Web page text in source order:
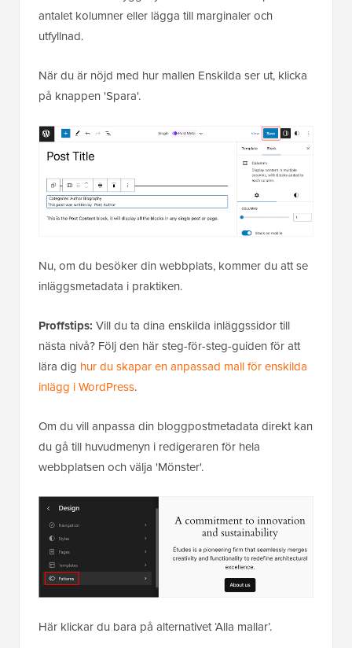
antalet kolumner eller lägga till marginaler och
utfyllnad.
När du är nöjd med hur mallen Enskilda ser ut, klicka
på knappen 'Spara'.
Nu, om du besöker din webbplats, kommer du att se
inläggsmetadata i praktiken.
Proffstips: Vill du ta dina enskilda inläggssidor till
nästa nivå? Följ den här steg-för-steg-guiden för att
lära dig hur du skapar en anpassad mall för enskilda
inlägg i WordPress.
Om du vill anpassa din bloggpostmetadata direkt kan
du gå till huvudmenyn i redigeraren för hela
webbplatsen och välja 'Mönster'.
Här klickar du bara på alternativet ‘Alla mallar’.